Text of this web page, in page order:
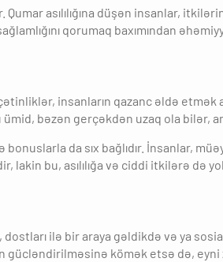
asılılığına düşən insanlar,
qorumaq baxımından
insanların qazanc əldə
bəzən gerçəkdən uzaq ola bilər,
da sıx bağlıdır. İnsanlar,
bu, asılılığa və ciddi itkilərə də
ilə bir araya gəldikdə və ya
kömək etsə də,